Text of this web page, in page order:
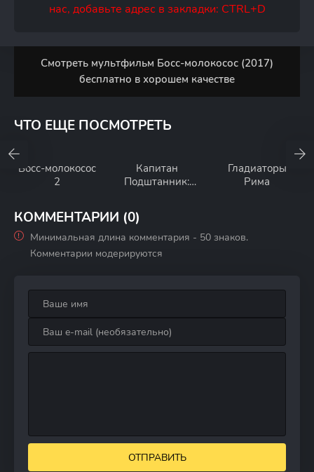
нас, добавьте адрес в закладки: CTRL+D
Смотреть мультфильм Босс-молокосос (2017)
бесплатно в хорошем качестве
ЧТО ЕЩЕ ПОСМОТРЕТЬ
Босс-молокосос
2
Капитан
Подштанник:
эпический
Гладиаторы
Рима
КОММЕНТАРИИ (0)
Минимальная длина комментария - 50 знаков.
Комментарии модерируются
ОТПРАВИТЬ